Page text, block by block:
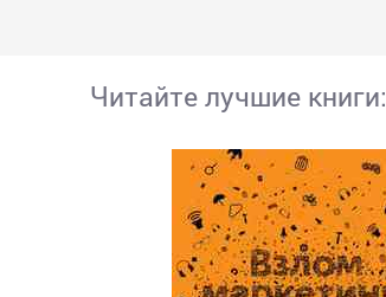
Читайте лучшие книги: